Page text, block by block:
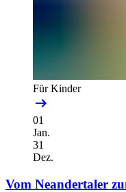
Für Kinder
01
Jan.
31
Dez.
Vom Neandertaler